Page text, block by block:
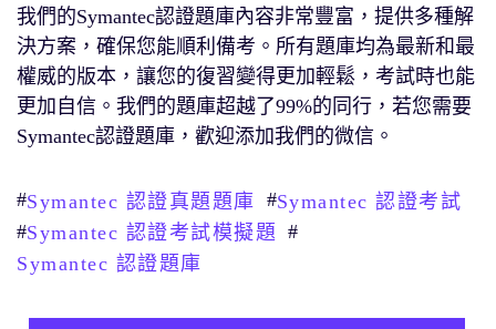
我們的Symantec認證題庫內容非常豐富，提供多種解
決方案，確保您能順利備考。所有題庫均為最新和最
權威的版本，讓您的復習變得更加輕鬆，考試時也能
更加自信。我們的題庫超越了99%的同行，若您需要
Symantec認證題庫，歡迎添加我們的微信。
#Symantec 認證真題題庫 #Symantec 認證考試
#Symantec 認證考試模擬題 #
Symantec 認證題庫